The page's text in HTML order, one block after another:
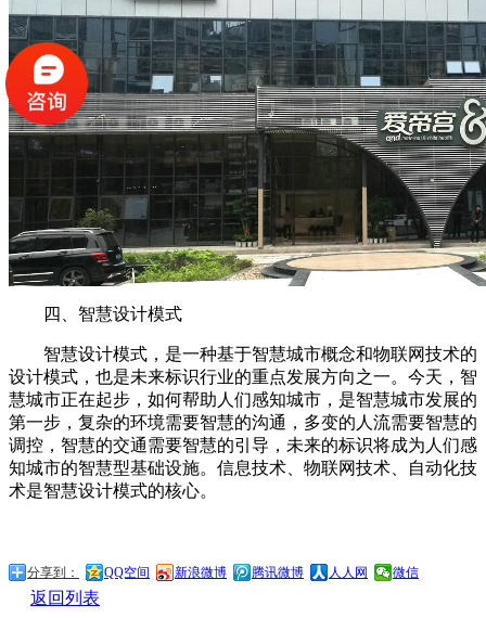
四、智慧设计模式
智慧设计模式，是一种基于智慧城市概念和物联网技术的
设计模式，也是未来标识行业的重点发展方向之一。今天，智
慧城市正在起步，如何帮助人们感知城市，是智慧城市发展的
第一步，复杂的环境需要智慧的沟通，多变的人流需要智慧的
调控，智慧的交通需要智慧的引导，未来的标识将成为人们感
知城市的智慧型基础设施。信息技术、物联网技术、自动化技
术是智慧设计模式的核心。
分享到： QQ空间 新浪微博 腾讯微博 人人网 微信
返回列表